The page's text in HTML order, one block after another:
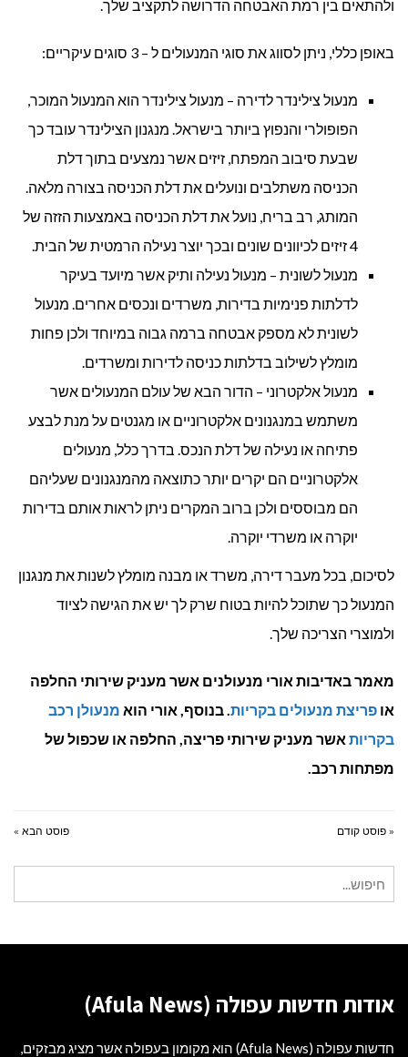
ולהתאים בין רמת האבטחה הדרושה לתקציב שלך.
באופן כללי, ניתן לסווג את סוגי המנעולים ל – 3 סוגים עיקריים:
מנעול צילינדר לדירה – מנעול צילינדר הוא המנעול המוכר,
הפופולרי והנפוץ ביותר בישראל. מנגנון הצילינדר עובד כך
שבעת סיבוב המפתח, זיזים אשר נמצעים בתוך דלת
הכניסה משתלבים ונועלים את דלת הכניסה בצורה מלאה.
המותג, רב בריח, נועל את דלת הכניסה באמצעות הזזה של
4 זיזים לכיוונים שונים ובכך יוצר נעילה הרמטית של הבית.
מנעול לשונית – מנעול נעילה ותיק אשר מיועד בעיקר
לדלתות פנימיות בדירות, משרדים ונכסים אחרים. מנעול
לשונית לא מספק אבטחה ברמה גבוה במיוחד ולכן פחות
מומלץ לשילוב בדלתות כניסה לדירות ומשרדים.
מנעול אלקטרוני – הדור הבא של עולם המנעולים אשר
משתמש במנגנונים אלקטרוניים או מגנטים על מנת לבצע
פתיחה או נעילה של דלת הנכס. בדרך כלל, מנעולים
אלקטרוניים הם יקרים יותר כתוצאה מהמנגנונים שעליהם
הם מבוססים ולכן ברוב המקרים ניתן לראות אותם בדירות
יוקרה או משרדי יוקרה.
לסיכום, בכל מעבר דירה, משרד או מבנה מומלץ לשנות את מנגנון
המנעול כך שתוכל להיות בטוח שרק לך יש את הגישה לציוד
ולמוצרי הצריכה שלך.
מאמר באדיבות אורי מנעולנים אשר מעניק שירותי החלפה
או פריצת מנעולים בקריות . בנוסף, אורי הוא מנעולן רכב
בקריות אשר מעניק שירותי פריצה, החלפה או שכפול של
מפתחות רכב.
« פוסט קודם פוסט הבא »
עבור:
אודות חדשות עפולה (Afula News)
חדשות עפולה (Afula News) הוא מקומון בעפולה אשר מציג מבזקים,